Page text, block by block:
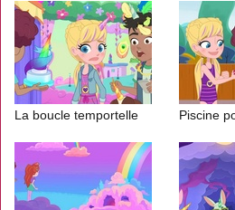
La boucle temportelle Piscine